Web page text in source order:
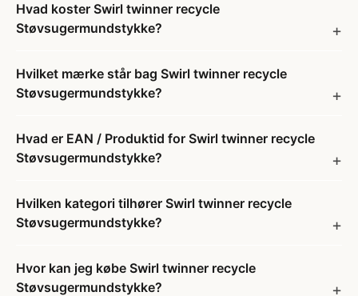
Hvad koster Swirl twinner recycle
Støvsugermundstykke?
Hvilket mærke står bag Swirl twinner recycle
Støvsugermundstykke?
Hvad er EAN / Produktid for Swirl twinner recycle
Støvsugermundstykke?
Hvilken kategori tilhører Swirl twinner recycle
Støvsugermundstykke?
Hvor kan jeg købe Swirl twinner recycle
Støvsugermundstykke?